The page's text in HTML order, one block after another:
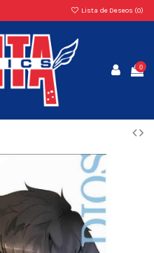
Lista de Deseos (0)
0